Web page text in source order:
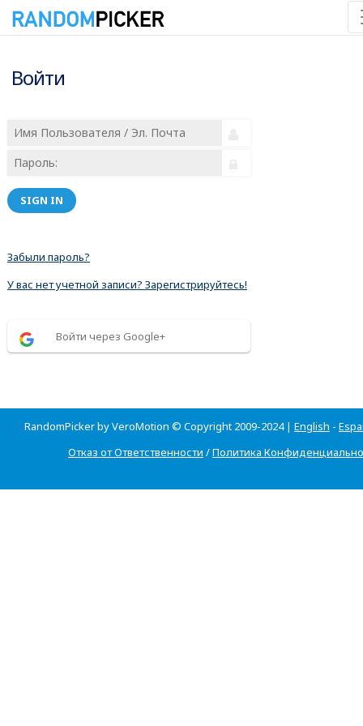
Войти
SIGN IN
Забыли пароль?
У вас нет учетной записи? Зарегистрируйтесь!
Войти через Google+
RandomPicker by VeroMotion © Copyright 2009-2024 | English -
Отказ от Ответственности /Политика